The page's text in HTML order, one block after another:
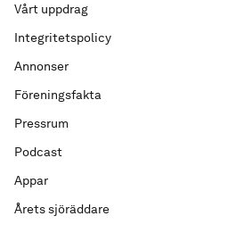
Vårt uppdrag
Integritetspolicy
Annonser
Föreningsfakta
Pressrum
Podcast
Appar
Årets sjöräddare